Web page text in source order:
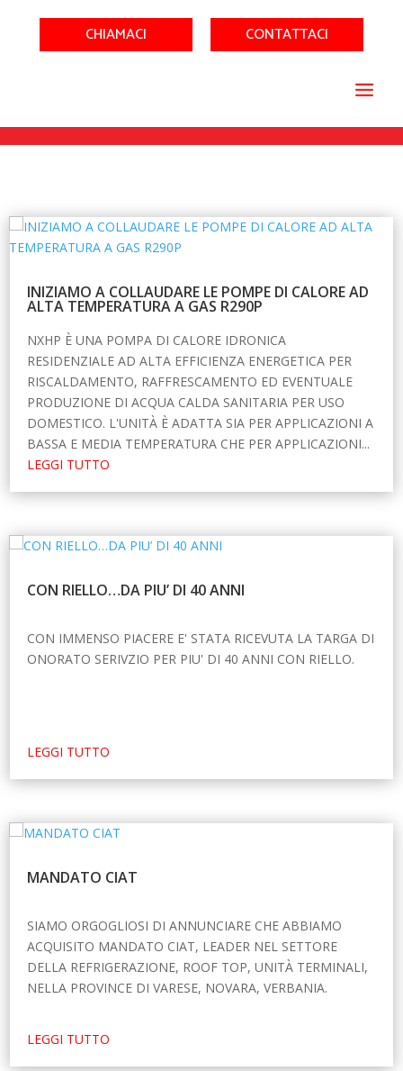
CHIAMACI CONTATTACI
INIZIAMO A COLLAUDARE LE POMPE DI CALORE AD
ALTA TEMPERATURA A GAS R290P
NXHP È UNA POMPA DI CALORE IDRONICA
RESIDENZIALE AD ALTA EFFICIENZA ENERGETICA PER
RISCALDAMENTO, RAFFRESCAMENTO ED EVENTUALE
PRODUZIONE DI ACQUA CALDA SANITARIA PER USO
DOMESTICO. L'UNITÀ È ADATTA SIA PER APPLICAZIONI A
BASSA E MEDIA TEMPERATURA CHE PER APPLICAZIONI...
LEGGI TUTTO
CON RIELLO…DA PIU’ DI 40 ANNI
CON IMMENSO PIACERE E' STATA RICEVUTA LA TARGA DI
ONORATO SERIVZIO PER PIU' DI 40 ANNI CON RIELLO.
LEGGI TUTTO
MANDATO CIAT
SIAMO ORGOGLIOSI DI ANNUNCIARE CHE ABBIAMO
ACQUISITO MANDATO CIAT, LEADER NEL SETTORE
DELLA REFRIGERAZIONE, ROOF TOP, UNITÀ TERMINALI,
NELLA PROVINCE DI VARESE, NOVARA, VERBANIA.
LEGGI TUTTO